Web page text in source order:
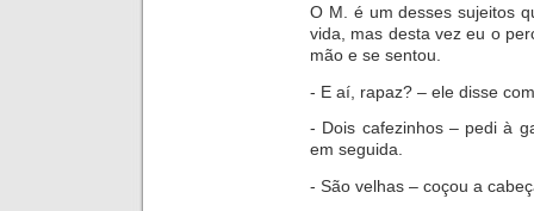
O M. é um desses sujeitos
vida, mas desta vez eu o
mão e se sentou.
- E aí, rapaz? – ele disse
- Dois cafezinhos – pedi à
em seguida.
- São velhas – coçou a